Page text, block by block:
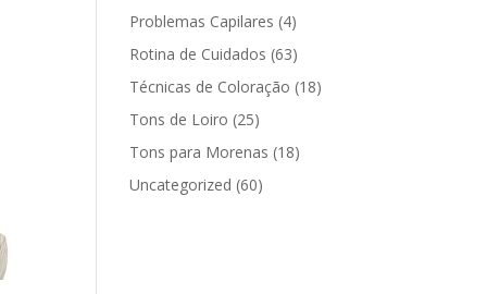
Problemas Capilares (4)
Rotina de Cuidados (63)
Técnicas de Coloração (18)
Tons de Loiro (25)
Tons para Morenas (18)
Uncategorized (60)